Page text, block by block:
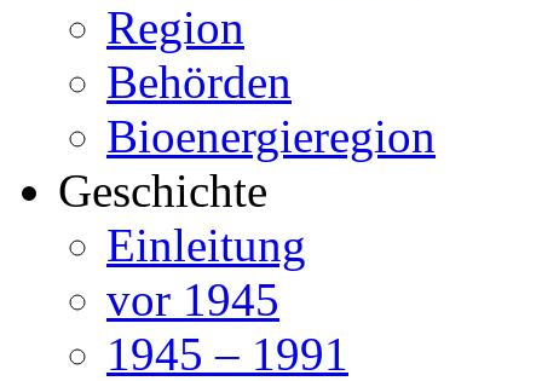
Region
Behörden
Bioenergieregion
Geschichte
Einleitung
vor 1945
1945 – 1991